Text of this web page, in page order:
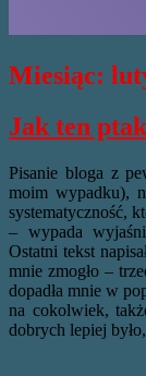
Miesiąc:
Jak ten
Pisanie bloga z
moim wypadku),
systematyczność,
– wypada
Ostatni tekst
mnie zmogło –
dopadła mnie w
na cokolwiek,
dobrych lepiej